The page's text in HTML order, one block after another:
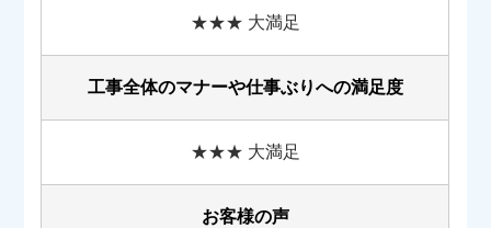
★★★ 大満足
工事全体のマナーや仕事ぶりへの満足度
★★★ 大満足
お客様の声